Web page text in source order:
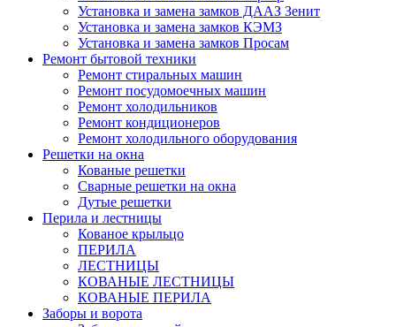
Установка и замена замков ДААЗ Зенит
Установка и замена замков КЭМЗ
Установка и замена замков Просам
Ремонт бытовой техники
Ремонт стиральных машин
Ремонт посудомоечных машин
Ремонт холодильников
Ремонт кондиционеров
Ремонт холодильного оборудования
Решетки на окна
Кованые решетки
Сварные решетки на окна
Дутые решетки
Перила и лестницы
Кованое крыльцо
ПЕРИЛА
ЛЕСТНИЦЫ
КОВАНЫЕ ЛЕСТНИЦЫ
КОВАНЫЕ ПЕРИЛА
Заборы и ворота